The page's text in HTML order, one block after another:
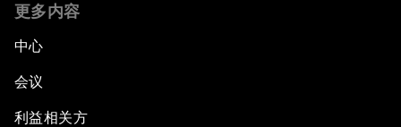
更多内容
中心
会议
利益相关方